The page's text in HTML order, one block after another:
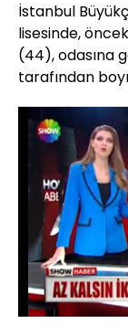
İstanbul
lisesinde,
(44), odasına
tarafından
Sesi
Aç
Yüklendi
29.88%